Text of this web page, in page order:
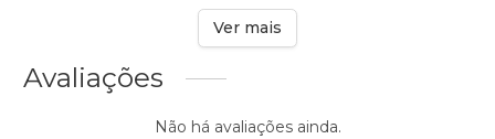
Ver mais
Avaliações
Não há avaliações ainda.